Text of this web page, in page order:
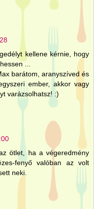
kellene kérnie, hogy
...
barátom, aranyszíved és
ember, akkor vagy
varázsolhatsz! :)
ötlet, ha a végeredmény
fenyő valóban az volt
neki.